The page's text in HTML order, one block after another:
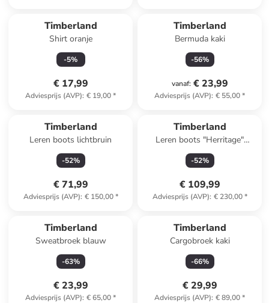
Timberland
Shirt oranje
-5%
€ 17,99
Adviesprijs (AVP): € 19,00*
Timberland
Bermuda kaki
-56%
vanaf: € 23,99
Adviesprijs (AVP): € 55,00*
Timberland
Leren boots lichtbruin
-52%
€ 71,99
Adviesprijs (AVP): € 150,00*
Timberland
Leren boots "Herritage"
zwart/groen
-52%
€ 109,99
Adviesprijs (AVP): € 230,00*
Timberland
Sweatbroek blauw
-63%
€ 23,99
Adviesprijs (AVP): € 65,00*
Timberland
Cargobroek kaki
-66%
€ 29,99
Adviesprijs (AVP): € 89,00*